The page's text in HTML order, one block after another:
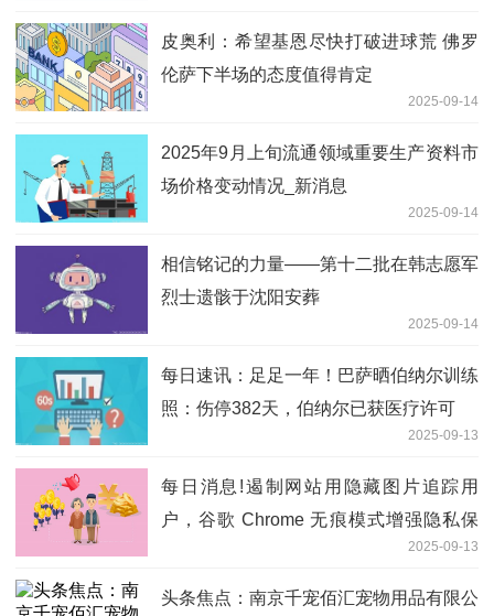
皮奥利：希望基恩尽快打破进球荒 佛罗
伦萨下半场的态度值得肯定
2025-09-14
2025年9月上旬流通领域重要生产资料市
场价格变动情况_新消息
2025-09-14
相信铭记的力量——第十二批在韩志愿军
烈士遗骸于沈阳安葬
2025-09-14
每日速讯：足足一年！巴萨晒伯纳尔训练
照：伤停382天，伯纳尔已获医疗许可
2025-09-13
每日消息!遏制网站用隐藏图片追踪用
户，谷歌 Chrome 无痕模式增强隐私保
2025-09-13
头条焦点：南京千宠佰汇宠物用品有限公